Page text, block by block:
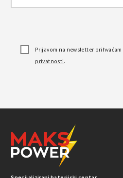
Prijavom na newsletter prihvaćam
privatnosti.